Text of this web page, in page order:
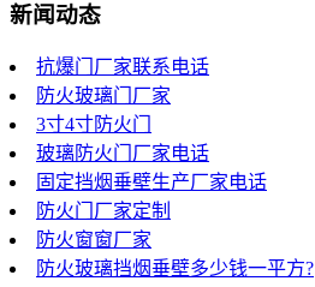
新闻动态
抗爆门厂家联系电话
防火玻璃门厂家
3寸4寸防火门
玻璃防火门厂家电话
固定挡烟垂壁生产厂家电话
防火门厂家定制
防火窗窗厂家
防火玻璃挡烟垂壁多少钱一平方?